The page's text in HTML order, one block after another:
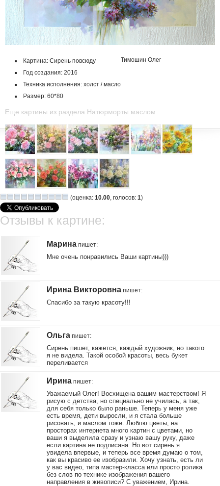
Картина: Сирень повсюду
Год создания: 2016
Техника исполнения: холст / масло
Размер: 60*80
Тимошин Олег
Еще картины из раздела Натюрморты маслом
(оценка: 10.00 , голосов: 1)
Отзывы к картине:
Марина пишет:
Мне очень понравились Ваши картины)))
Ирина Викторовна пишет:
Спасибо за такую красоту!!!
Ольга пишет:
Сирень пишет, кажется, каждый художник, но такого
я не видела. Такой особой красоты, весь букет
переливается
Ирина пишет:
Уважаемый Олег! Восхищена вашим мастерством! Я
рисую с детства, но специально не училась, а так,
для себя только было раньше. Теперь у меня уже
есть время, дети выросли, и я стала больше
рисовать, и маслом тоже. Люблю цветы, на
просторах интернета много картин с цветами, но
ваши я выделила сразу и узнаю вашу руку, даже
если картина не подписана. Но вот сирень я
увидела впервые, и теперь все время думаю о том,
как вы красиво ее изобразили. Хочу узнать, есть ли
у вас видео, типа мастер-класса или просто ролика
без слов по технике изображения вашего
направления в живописи? С уважением, Ирина.